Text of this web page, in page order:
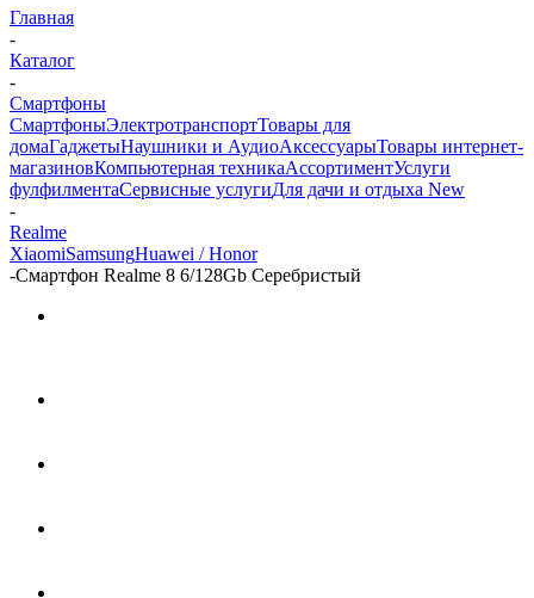
Главная
-
Каталог
-
Смартфоны
СмартфоныЭлектротранспортТовары для
домаГаджетыНаушники и АудиоАксессуарыТовары интернет-
магазиновКомпьютерная техникаАссортиментУслуги
фулфилментаСервисные услугиДля дачи и отдыха New
-
Realme
XiaomiSamsungHuawei / Honor
-Смартфон Realme 8 6/128Gb Серебристый